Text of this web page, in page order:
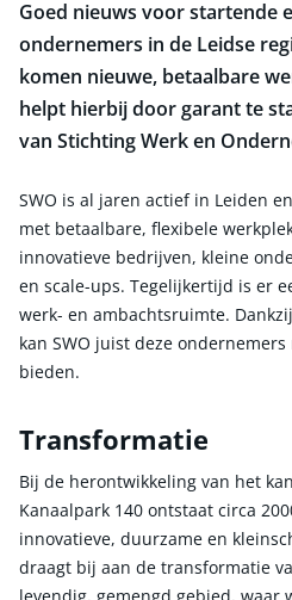
Goed nieuws voor startende
ondernemers in de Leidse
komen nieuwe, betaalbare
helpt hierbij door garant te
van Stichting Werk en
SWO is al jaren actief in Leiden
met betaalbare, flexibele
innovatieve bedrijven, kleine
en scale-ups. Tegelijkertijd is er
werk- en ambachtsruimte.
kan SWO juist deze
bieden.
Transformatie
Bij de herontwikkeling van het
Kanaalpark 140 ontstaat circa
innovatieve, duurzame en
draagt bij aan de transformatie
levendig, gemengd gebied, waar